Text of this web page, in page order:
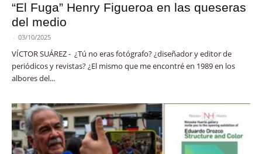
“El Fuga” Henry Figueroa en las queseras
del medio
- 03/10/2025
VÍCTOR SUÁREZ - ¿Tú no eras fotógrafo? ¿diseñador y editor de
periódicos y revistas? ¿El mismo que me encontré en 1989 en los
albores del...